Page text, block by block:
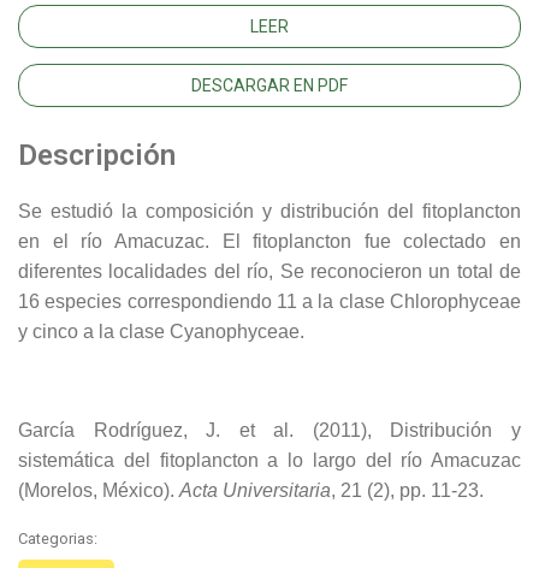
LEER
DESCARGAR EN PDF
Descripción
Se estudió la composición y distribución del fitoplancton
en el río Amacuzac. El fitoplanc­ton fue colectado en
diferentes localidades del río, Se reconocieron un total de
16 especies correspondiendo 11 a la clase Chlorophyceae
y cinco a la clase Cyanophyceae.
García Rodríguez, J. et al. (2011), Distribución y
sistemática del fitoplancton a lo largo del río Amacuzac
(Morelos, México). Acta Universitaria, 21 (2), pp. 11-23.
Categorias: